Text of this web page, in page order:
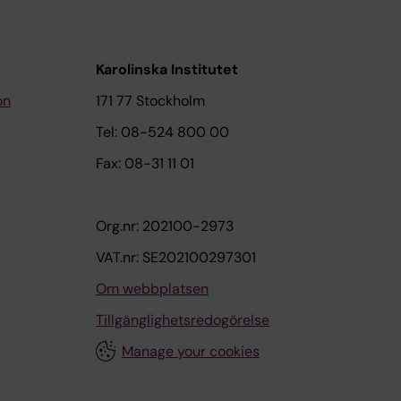
Karolinska Institutet
171 77 Stockholm
Tel: 08-524 800 00
Fax: 08-31 11 01
Org.nr: 202100-2973
VAT.nr: SE202100297301
Om webbplatsen
Tillgänglighetsredogörelse
Manage your cookies